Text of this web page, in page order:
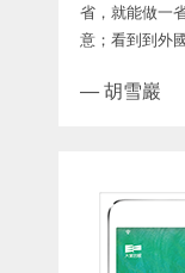
省，就能做一
意；看到到外
—胡雪巖